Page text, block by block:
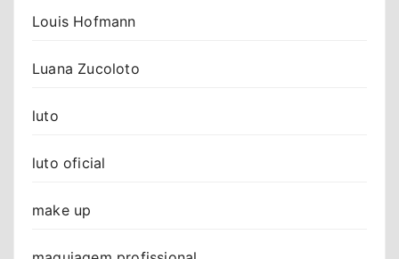
Louis Hofmann
Luana Zucoloto
luto
luto oficial
make up